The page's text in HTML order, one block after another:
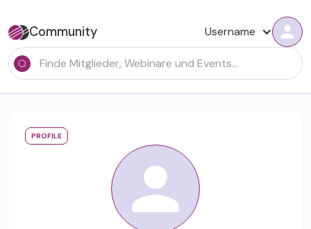
Community Username
PROFILE